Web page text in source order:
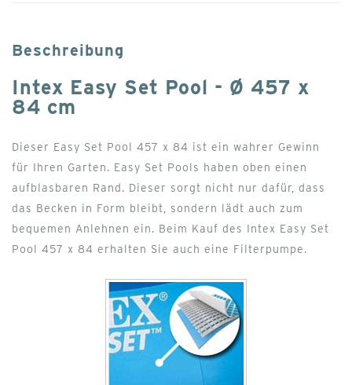
Beschreibung
Intex Easy Set Pool - Ø 457 x
84 cm
Dieser Easy Set Pool 457 x 84 ist ein wahrer Gewinn
für Ihren Garten. Easy Set Pools haben oben einen
aufblasbaren Rand. Dieser sorgt nicht nur dafür, dass
das Becken in Form bleibt, sondern lädt auch zum
bequemen Anlehnen ein. Beim Kauf des Intex Easy Set
Pool 457 x 84 erhalten Sie auch eine Filterpumpe.